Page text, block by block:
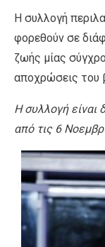
Η συλλογή
φορεθούν σε
ζωής μίας
αποχρώσεις του
Η συλλογή είναι
από τις 6